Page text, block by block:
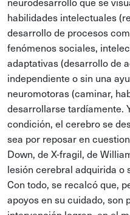
habilidades intelectuales
desarrollo de procesos
fenómenos sociales,
adaptativas (desarrollo de
independiente o sin una
neuromotoras (caminar,
desarrollarse tardíamente.
condición, el cerebro se
sea por reposar en
Down, de X-fragil, de
lesión cerebral adquirida o
Con todo, se recalcó que,
apoyos en su cuidado, son